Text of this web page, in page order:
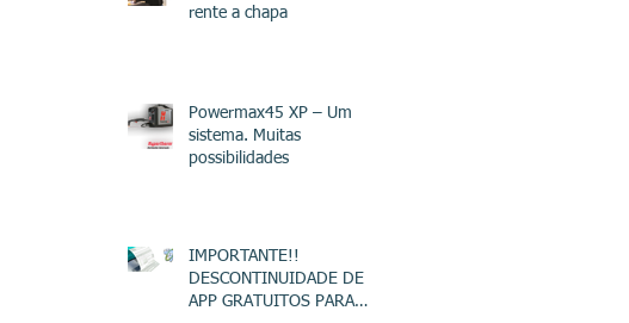
rente a chapa
Powermax45 XP – Um
sistema. Muitas
possibilidades
IMPORTANTE!!
DESCONTINUIDADE DE
APP GRATUITOS PARA